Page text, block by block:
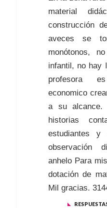
material
construcción
aveces se
monótonos,
infantil, no hay
profesora
economico
a su alcance.
historias
estudiantes
observación
anhelo Para
dotación de
Mil gracias.